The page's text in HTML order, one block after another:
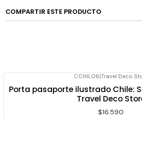
COMPARTIR ESTE PRODUCTO
CCHIL06|Travel Deco
Porta pasaporte ilustrado Chile:
Travel Deco
$16.590